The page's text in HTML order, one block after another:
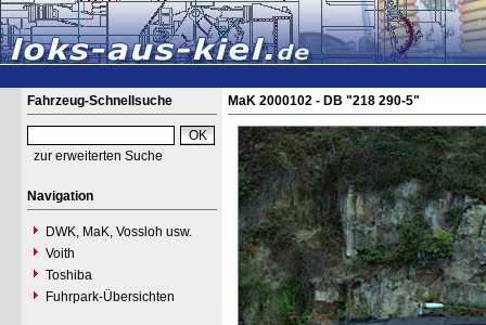
Fahrzeug-Schnellsuche
zur erweiterten Suche
Navigation
DWK, MaK, Vossloh usw.
Voith
Toshiba
Fuhrpark-Übersichten
MaK 2000102 - DB "218 290-5"